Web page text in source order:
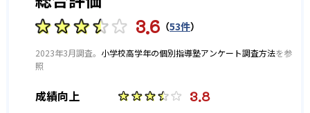
3.6 （53件）
2023年3月調査。 小学校高学年の個別指導塾アンケート調査方法を参
照
成績向上 3.8